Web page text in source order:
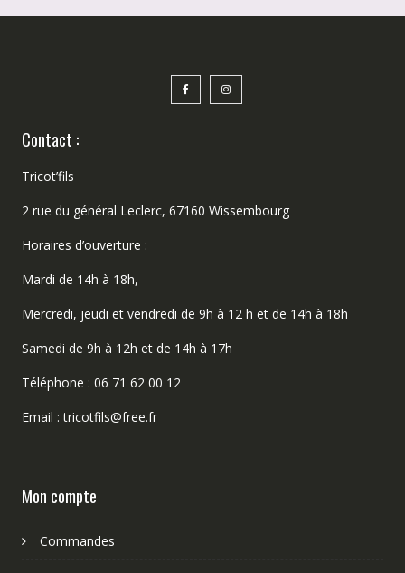
Contact :
Tricot’fils
2 rue du général Leclerc, 67160 Wissembourg
Horaires d’ouverture :
Mardi de 14h à 18h,
Mercredi, jeudi et vendredi de 9h à 12 h et de 14h à 18h
Samedi de 9h à 12h et de 14h à 17h
Téléphone : 06 71 62 00 12
Email : tricotfils@free.fr
Mon compte
Commandes